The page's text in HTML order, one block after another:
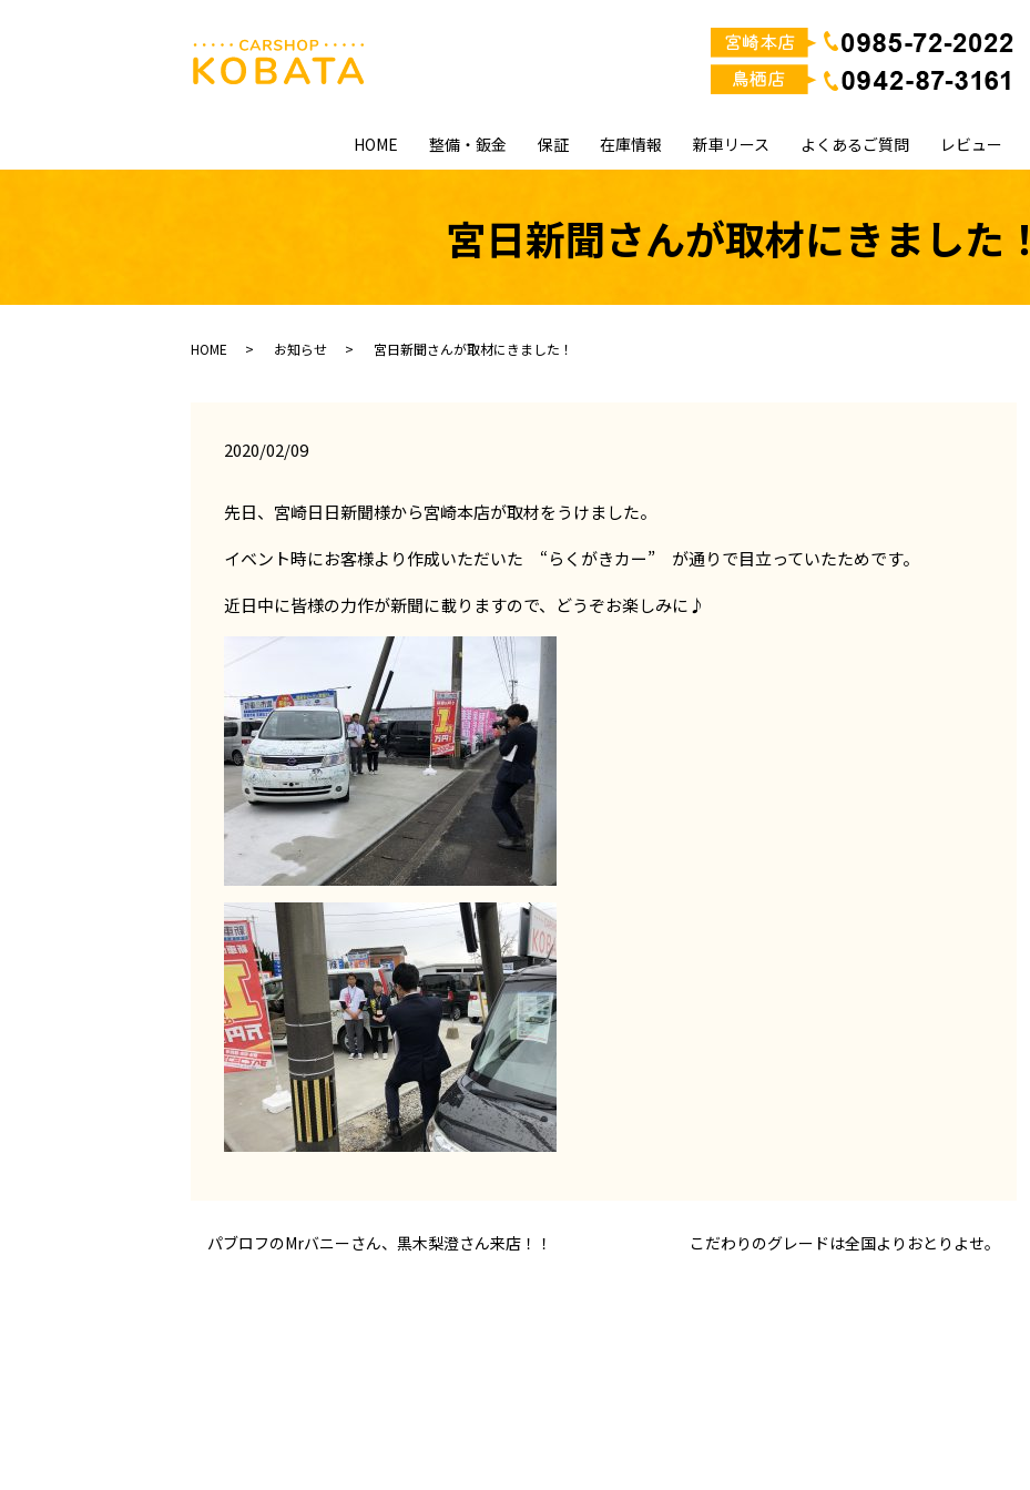
HOME 整備・鈑金 保証 在庫情報 新車リース よくあるご質問 レビュー
宮日新聞さんが取材にきました！
HOME お知らせ 宮日新聞さんが取材にきました！
2020/02/09
先日、宮崎日日新聞様から宮崎本店が取材をうけました。
イベント時にお客様より作成いただいた “らくがきカー” が通りで目立っていたためです。
近日中に皆様の力作が新聞に載りますので、どうぞお楽しみに♪
パブロフのMrバニーさん、黒木梨澄さん来店！！ こだわりのグレードは全国よりおとりよせ。